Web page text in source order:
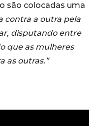
são colocadas uma
contra a outra pela
disputando entre
que as mulheres
as outras.”